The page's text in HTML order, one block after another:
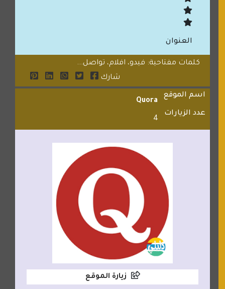
العنوان
كلمات مفتاحية: فيدو، افلام، تواصل...
شارك
اسم الموقع
Quora
عدد الزيارات
4
زيارة الموقع